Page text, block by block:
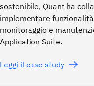
sostenibile, Quant ha
implementare
monitoraggio e
Application Suite.
Leggi il case study